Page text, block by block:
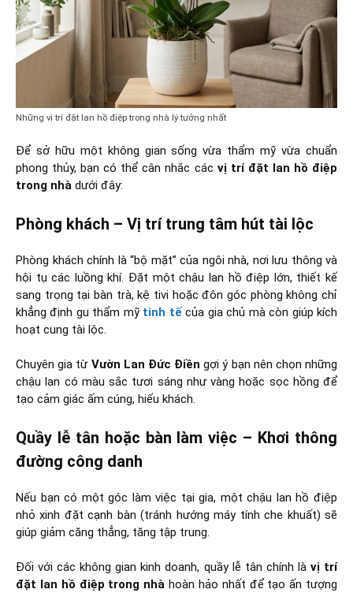
Những vị trí đặt lan hồ điệp trong nhà lý tưởng nhất
Để sở hữu một không gian sống vừa thẩm mỹ vừa chuẩn
phong thủy, bạn có thể cân nhắc các vị trí đặt lan hồ điệp
trong nhà dưới đây:
Phòng khách – Vị trí trung tâm hút tài lộc
Phòng khách chính là “bộ mặt” của ngôi nhà, nơi lưu thông và
hội tụ các luồng khí. Đặt một chậu lan hồ điệp lớn, thiết kế
sang trọng tại bàn trà, kệ tivi hoặc đôn góc phòng không chỉ
khẳng định gu thẩm mỹ tinh tếcủa gia chủ mà còn giúp kích
hoạt cung tài lộc.
Chuyên gia từ Vườn Lan Đức Điền gợi ý bạn nên chọn những
chậu lan có màu sắc tươi sáng như vàng hoặc sọc hồng để
tạo cảm giác ấm cúng, hiếu khách.
Quầy lễ tân hoặc bàn làm việc – Khơi thông
đường công danh
Nếu bạn có một góc làm việc tại gia, một chậu lan hồ điệp
nhỏ xinh đặt cạnh bàn (tránh hướng máy tính che khuất) sẽ
giúp giảm căng thẳng, tăng tập trung.
Đối với các không gian kinh doanh, quầy lễ tân chính là vị trí
đặt lan hồ điệp trong nhà hoàn hảo nhất để tạo ấn tượng